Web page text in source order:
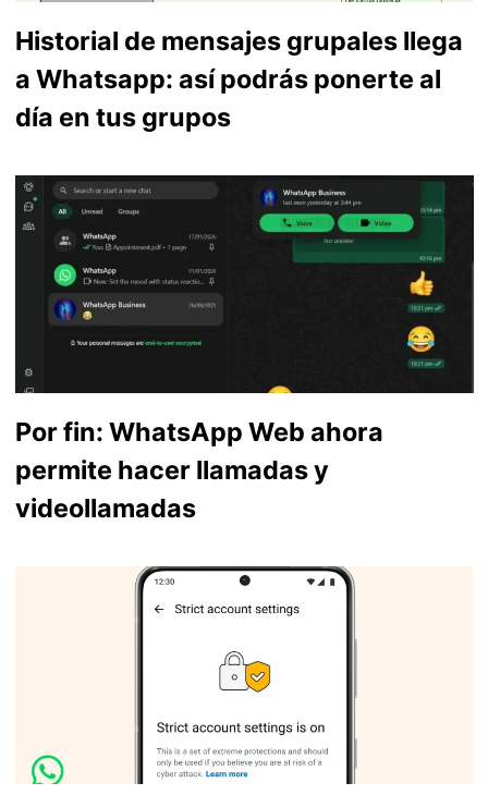
Historial de mensajes grupales llega
a Whatsapp: así podrás ponerte al
día en tus grupos
Por fin: WhatsApp Web ahora
permite hacer llamadas y
videollamadas